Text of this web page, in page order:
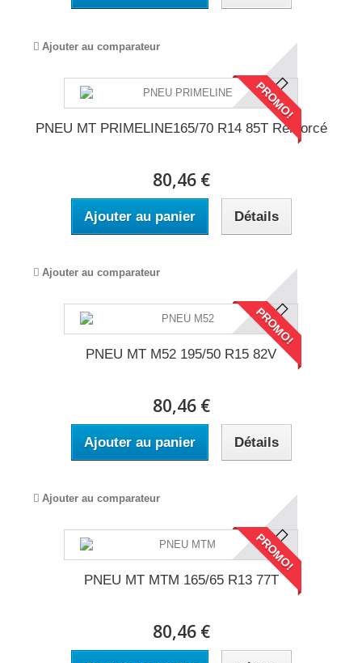
Ajouter au comparateur
PROMO!
PNEU MT PRIMELINE165/70 R14 85T Renforcé
80,46 €
Ajouter au panier Détails
Ajouter au comparateur
PROMO!
PNEU MT M52 195/50 R15 82V
80,46 €
Ajouter au panier Détails
Ajouter au comparateur
PROMO!
PNEU MT MTM 165/65 R13 77T
80,46 €